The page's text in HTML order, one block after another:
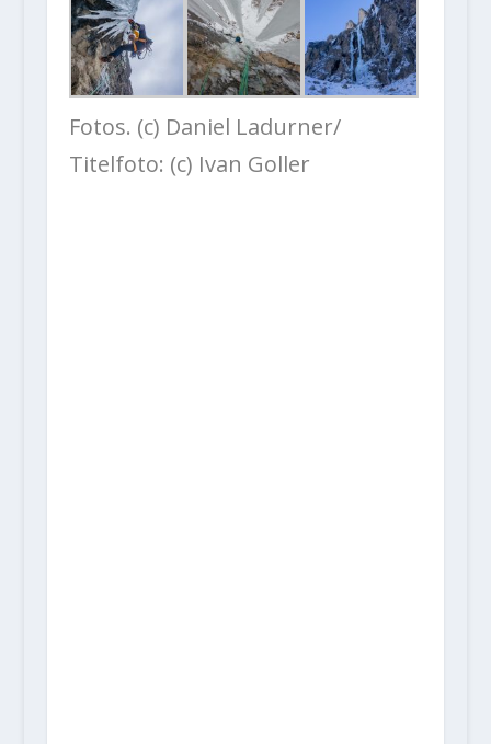
Fotos. (c) Daniel Ladurner/
Titelfoto: (c) Ivan Goller